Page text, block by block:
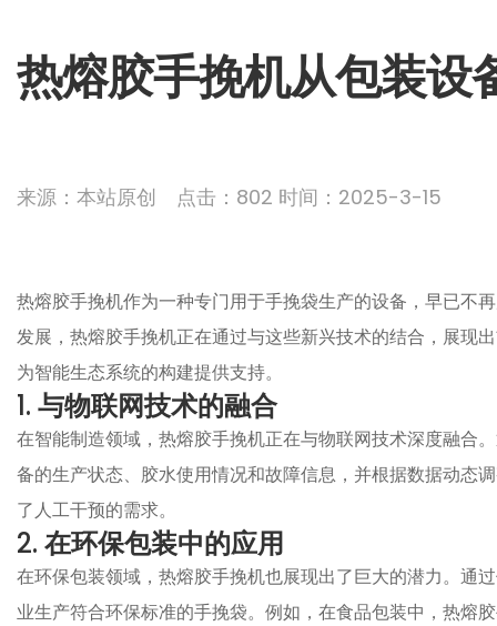
热熔胶手挽机从包装设
来源：本站原创 点击：802 时间：2025-3-15
热熔胶手挽机作为一种专门用于手挽袋生产的设备，早已不
发展，热熔胶手挽机正在通过与这些新兴技术的结合，展现
为智能生态系统的构建提供支持。
1. 与物联网技术的融合
在智能制造领域，热熔胶手挽机正在与物联网技术深度融合
备的生产状态、胶水使用情况和故障信息，并根据数据动态
了人工干预的需求。
2. 在环保包装中的应用
在环保包装领域，热熔胶手挽机也展现出了巨大的潜力。通
业生产符合环保标准的手挽袋。例如，在食品包装中，热熔